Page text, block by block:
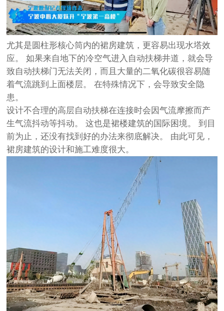
尤其是圆柱形核心筒内的裙房建筑，更容易出现水塔效
应。 如果来自地下的冷空气进入自动扶梯井道，就会导
致自动扶梯门无法关闭，而且大量的二氧化碳很容易随
着气流跳到上面楼层。 在特殊情况下，会导致安全隐
患。
设计不合理的高层自动扶梯在连接时会因气流摩擦而产
生气流抖动等抖动。 这也是裙楼建筑的国际困境。 到目
前为止，还没有找到好的办法来彻底解决。 由此可见，
裙房建筑的设计和施工难度很大。